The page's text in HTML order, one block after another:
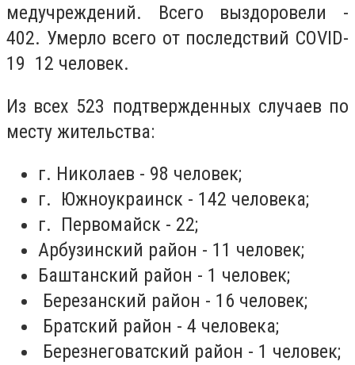
медучреждений. Всего выздоровели -
402. Умерло всего от последствий COVID-
19 12 человек.
Из всех 523 подтвержденных случаев по
месту жительства:
г. Николаев - 98 человек;
г. Южноукраинск - 142 человека;
г. Первомайск - 22;
Арбузинский район - 11 человек;
Баштанский район - 1 человек;
Березанский район - 16 человек;
Братский район - 4 человека;
Березнеговатский район - 1 человек;